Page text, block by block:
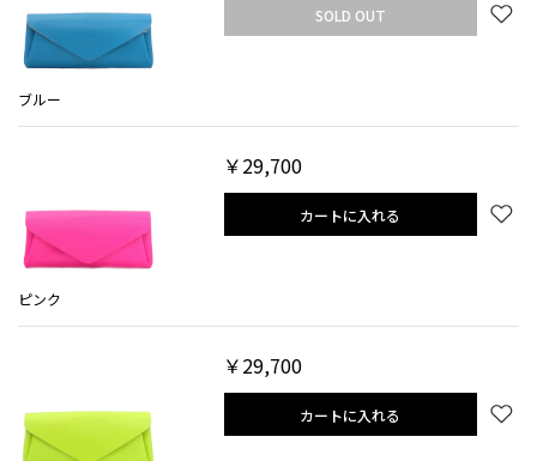
ブルー
SOLD OUT
ピンク
￥29,700
カートに入れる
￥29,700
カートに入れる